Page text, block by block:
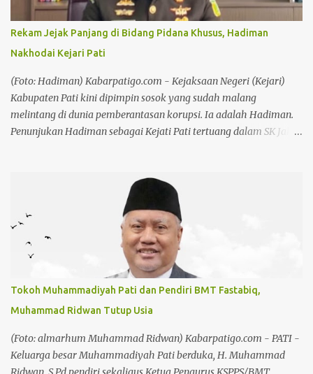
Rekam Jejak Panjang di Bidang Pidana Khusus, Hadiman
Nakhodai Kejari Pati
(Foto: Hadiman) Kabarpatigo.com - Kejaksaan Negeri (Kejari)
Kabupaten Pati kini dipimpin sosok yang sudah malang
melintang di dunia pemberantasan korupsi. Ia adalah Hadiman.
Penunjukan Hadiman sebagai Kejati Pati tertuang dalam SK Jaksa
Hendro Dewanto. Nama Hadiman memang tidak asing di
kalangan penegak hukum. Reputasinya sebagai jaksa pemberani
dan anti korupsi sudah terbukti sejak ia memimpin Kejari
Kuansing. Hadiman, sebelumnya menjabat sebagai Aspidsus
Kejaksaan Tinggi Sumatera Barat dan pernah menjadi Kajari
Kuantan Singingi, Riau. Baca juga: Hari Jadi Koperasi ke 79,
Chandra: Koperasi Harus Jadi Penggerak Ekonomi Kerakyatan
Baca juga: Chandra: Pekan Kreasi Bakal Jadi Agenda Tahunan
Karier Hadiman menanjak saat menjabat sebagai Kajari
Kuansing pada tahun 2021. Berbagai kasus yang menjadi
perhatian publik dibongkarnya tanpa pandang bulu. Terutama
proyek tiga pilar. ...
Tokoh Muhammadiyah Pati dan Pendiri BMT Fastabiq,
Muhammad Ridwan Tutup Usia
(Foto: almarhum Muhammad Ridwan) Kabarpatigo.com - PATI -
Keluarga besar Muhammadiyah Pati berduka, H. Muhammad